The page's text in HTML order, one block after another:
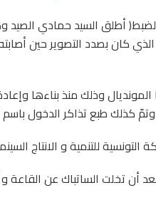
أطلق السيد حمادي الصيد
كان بصدد التصوير حين
وذلك منذ بناءها
كذلك طبع تذاكر الدخول باسم
التونسية للتنمية و الانتاج
أن تخلت الساتباك عن القاعة